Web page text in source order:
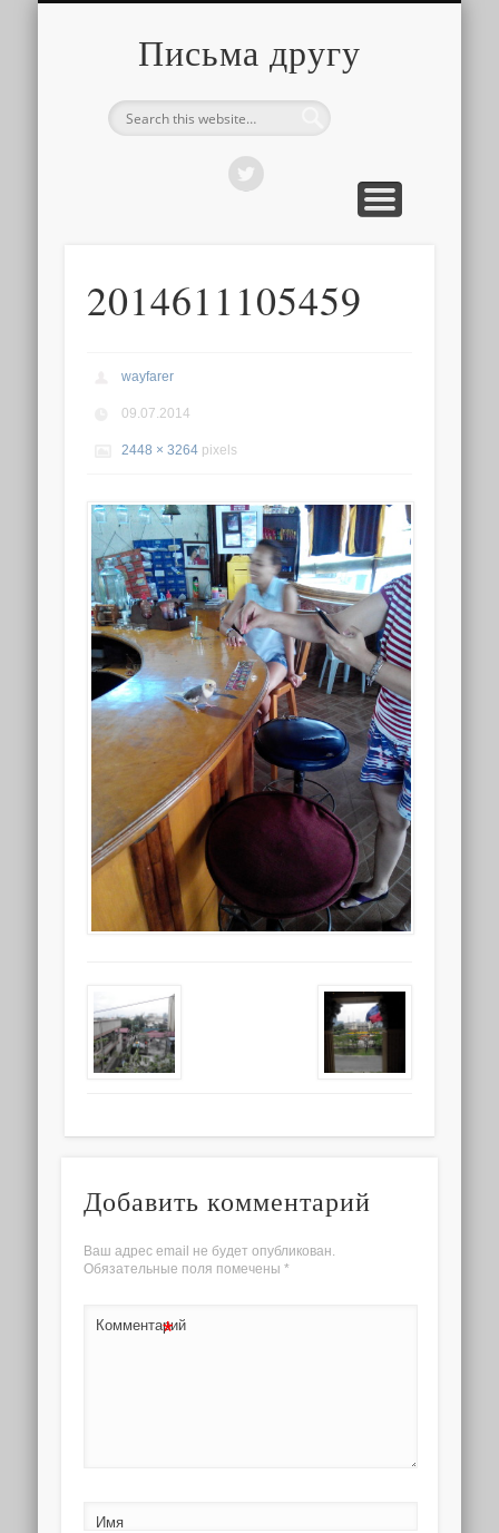
Письма другу
2014611105459
wayfarer
09.07.2014
2448 × 3264 pixels
Добавить комментарий
Ваш адрес email не будет опубликован.
Обязательные поля помечены *
Комментарий
*
Имя